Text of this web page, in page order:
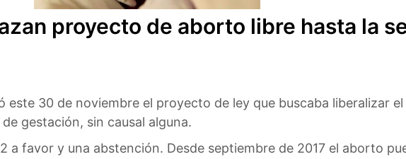
proyecto de aborto libre hasta la
este 30 de noviembre el proyecto de ley que buscaba liberalizar
gestación, sin causal alguna.
favor y una abstención. Desde septiembre de 2017 el aborto